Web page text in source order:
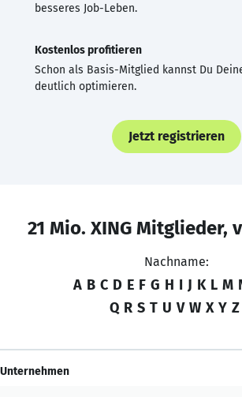
besseres Job-Leben.
Kostenlos profitieren
Schon als Basis-Mitglied kannst Du
deutlich optimieren.
Jetzt registrieren
21 Mio. XING Mitglieder,
Nachname:
A B C D E F G H I J K L M
Q R S T U V W X Y Z
Unternehmen